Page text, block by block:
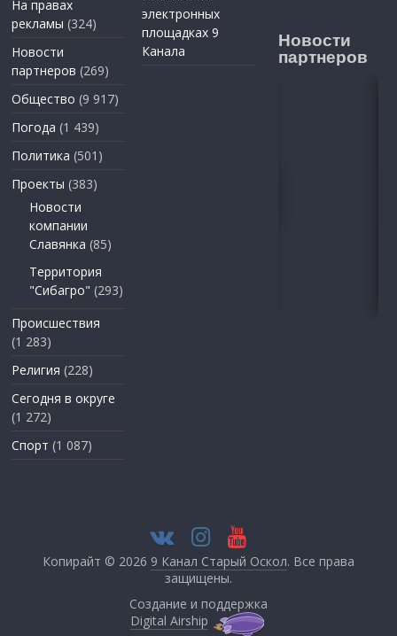
На правах
рекламы (324)
Новости
партнеров (269)
Общество (9 917)
Погода (1 439)
Политика (501)
Проекты (383)
Новости
компании
Славянка (85)
Территория
"Сибагро" (293)
Происшествия
(1 283)
Религия (228)
Сегодня в округе
(1 272)
Спорт (1 087)
электронных
площадках 9
Канала
Новости
партнеров
Копирайт © 2026 9 Канал Старый Оскол. Все права
защищены.
Создание и поддержка
Digital Airship